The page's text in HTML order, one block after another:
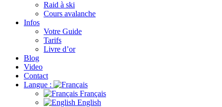
Raid à ski
Cours avalanche
Infos
Votre Guide
Tarifs
Livre d’or
Blog
Video
Contact
Langue :
Français
English